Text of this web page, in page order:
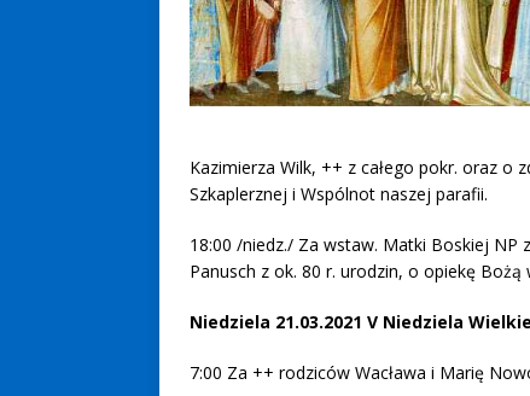
Kazimierza Wilk, ++ z całego pokr. oraz o
Szkaplerznej i Wspólnot naszej parafii.
18:00 /niedz./ Za wstaw. Matki Boskiej NP
Panusch z ok. 80 r. urodzin, o opiekę
Niedziela 21.03.2021 V Niedziela
7:00 Za ++ rodziców Wacława i Marię